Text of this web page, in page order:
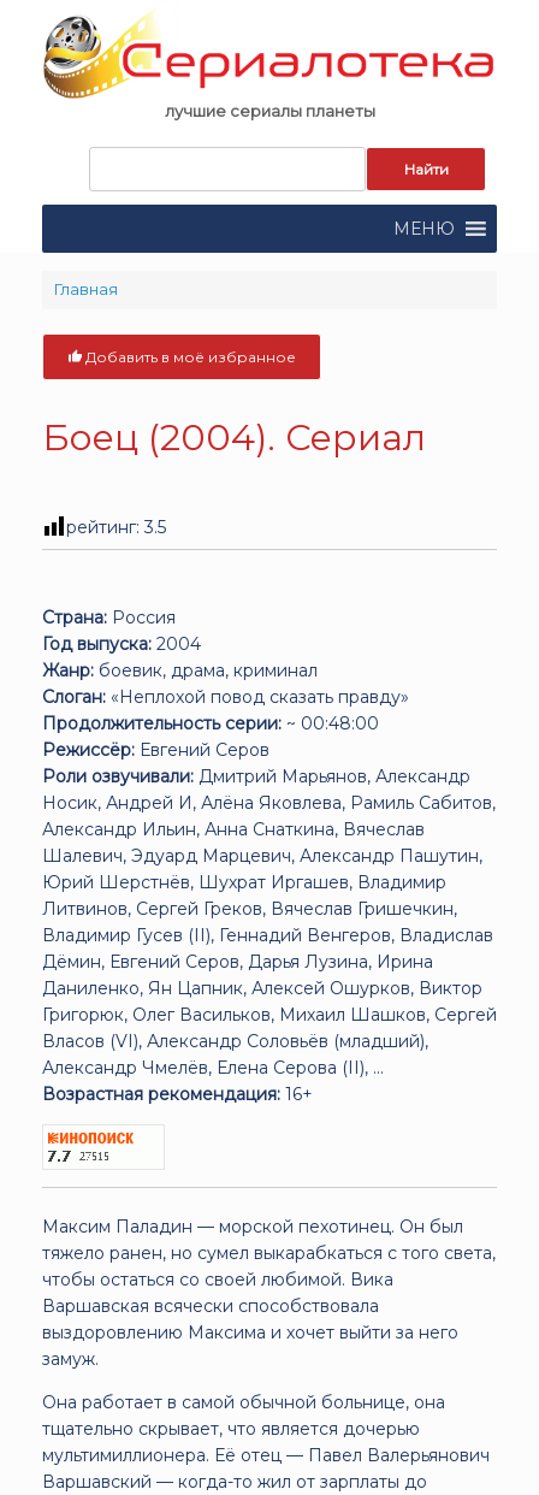
content
лучшие сериалы планеты
поиска:
МЕНЮ
Главная
Добавить в моё избранное
Боец (2004). Сериал
рейтинг:3.5
Страна: Россия
Год выпуска: 2004
Жанр: боевик, драма, криминал
Слоган: «Неплохой повод сказать правду»
Продолжительность серии: ~ 00:48:00
Режиссёр: Евгений Серов
Роли озвучивали: Дмитрий Марьянов, Александр
Носик, Андрей И, Алёна Яковлева, Рамиль Сабитов,
Александр Ильин, Анна Снаткина, Вячеслав
Шалевич, Эдуард Марцевич, Александр Пашутин,
Юрий Шерстнёв, Шухрат Иргашев, Владимир
Литвинов, Сергей Греков, Вячеслав Гришечкин,
Владимир Гусев (II), Геннадий Венгеров, Владислав
Дёмин, Евгений Серов, Дарья Лузина, Ирина
Даниленко, Ян Цапник, Алексей Ошурков, Виктор
Григорюк, Олег Васильков, Михаил Шашков, Сергей
Власов (VI), Александр Соловьёв (младший),
Александр Чмелёв, Елена Серова (II), ...
Возрастная рекомендация: 16+
Максим Паладин — морской пехотинец. Он был
тяжело ранен, но сумел выкарабкаться с того света,
чтобы остаться со своей любимой. Вика
Варшавская всячески способствовала
выздоровлению Максима и хочет выйти за него
замуж.
Она работает в самой обычной больнице, она
тщательно скрывает, что является дочерью
мультимиллионера. Её отец — Павел Валерьянович
Варшавский — когда-то жил от зарплаты до